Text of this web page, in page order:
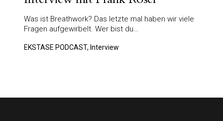
Was ist Breathwork? Das letzte mal haben wir viele
Fragen aufgewirbelt. Wer bist du…
EKSTASE PODCAST, Interview